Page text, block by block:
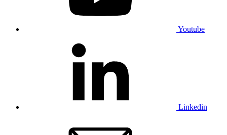
Youtube
Linkedin